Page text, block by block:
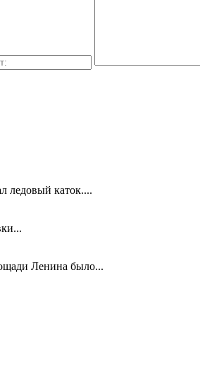
ледовый каток....
Ленина было...